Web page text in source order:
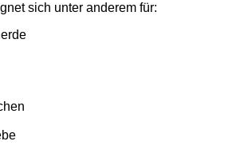
sich unter anderem für: